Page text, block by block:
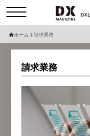
DX
セミナー
サービスメニュー
現在
ホーム 請求業務
請求業務